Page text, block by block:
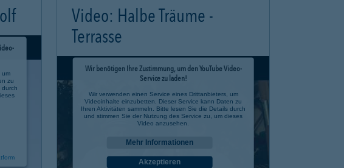
um
zu
durch
Video: Halbe Träume -
Terrasse
Wir benötigen Ihre Zustimmung, um den YouTube Video-
Service zu laden!
Wir verwenden einen Service eines Drittanbieters, um
Videoinhalte einzubetten. Dieser Service kann Daten zu
Ihren Aktivitäten sammeln. Bitte lesen Sie die Details durch
und stimmen Sie der Nutzung des Service zu, um dieses
Video anzusehen.
Mehr Informationen
Akzeptieren